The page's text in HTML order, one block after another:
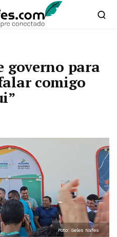
governo para
comigo
Foto: Seles Nafes